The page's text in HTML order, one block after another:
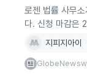
로젠 법률 사무
다. 신청 마감은
지피지아이